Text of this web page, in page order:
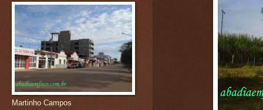
Martinho Campos